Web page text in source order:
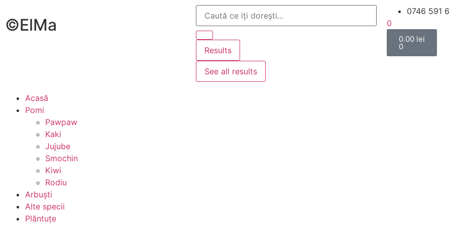
©ElMa
Results
See all results
0746 591
0
0.00 lei
0
Acasă
Pomi
Pawpaw
Kaki
Jujube
Smochin
Kiwi
Rodiu
Arbuști
Alte specii
Plăntuțe